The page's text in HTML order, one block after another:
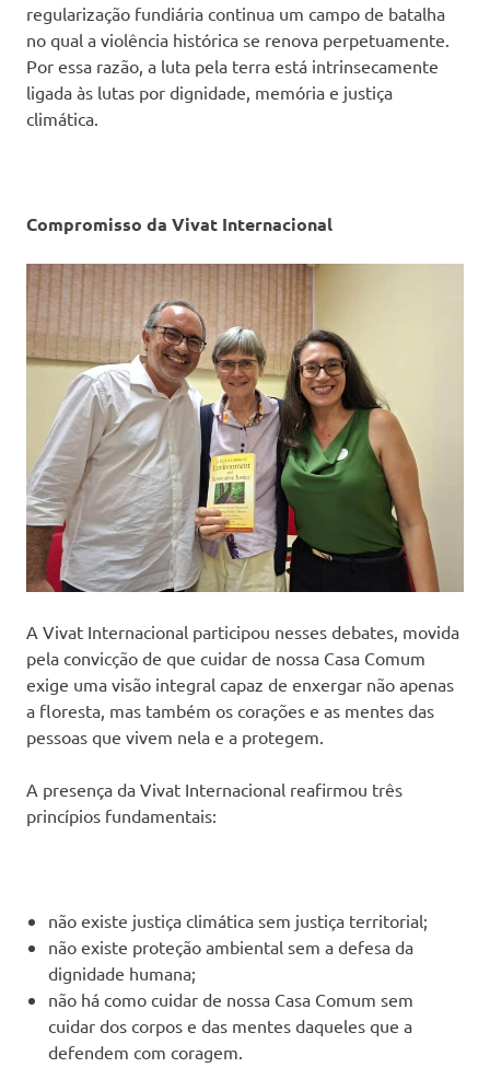
regularização fundiária continua um campo de batalha
no qual a violência histórica se renova perpetuamente.
Por essa razão, a luta pela terra está intrinsecamente
ligada às lutas por dignidade, memória e justiça
climática.
Compromisso da Vivat Internacional
A Vivat Internacional participou nesses debates, movida
pela convicção de que cuidar de nossa Casa Comum
exige uma visão integral capaz de enxergar não apenas
a floresta, mas também os corações e as mentes das
pessoas que vivem nela e a protegem.
A presença da Vivat Internacional reafirmou três
princípios fundamentais:
não existe justiça climática sem justiça territorial;
não existe proteção ambiental sem a defesa da
dignidade humana;
não há como cuidar de nossa Casa Comum sem
cuidar dos corpos e das mentes daqueles que a
defendem com coragem.